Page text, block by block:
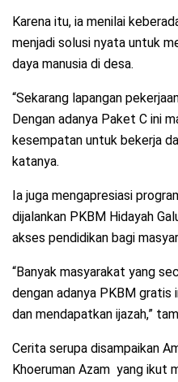
Karena itu, ia menilai
menjadi solusi nyata untuk
daya manusia di desa.
“Sekarang lapangan
Dengan adanya Paket C ini
kesempatan untuk bekerja
katanya.
Ia juga mengapresiasi
dijalankan PKBM Hidayah
akses pendidikan bagi
“Banyak masyarakat yang
dengan adanya PKBM
dan mendapatkan ijazah,”
Cerita serupa disampaikan
Khoeruman Azam yang ikut